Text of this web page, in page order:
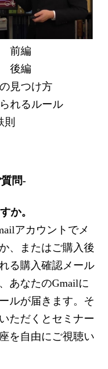
前編
後編
見つけ方
れるルール
則
問-
か。
アカウントでメ
、またはご購入後
る購入確認メール
あなたのGmailに
ルが届きます。そ
ただくとセミナー
を自由にご視聴い